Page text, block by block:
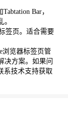
Bar，
签页。适合需要
浏览器标签页管
决方案。如果问
系技术支持获取